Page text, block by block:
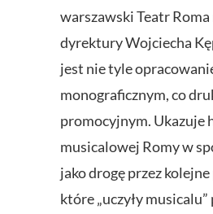
warszawski Teatr
dyrektury Wojciecha
jest nie tyle
monograficznym, co
promocyjnym. Ukazuje
musicalowej Romy w
jako drogę przez
które „uczyły musicalu”